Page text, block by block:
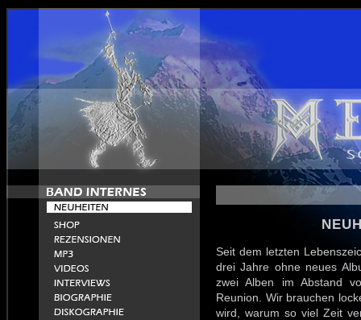
Seit dem letzten
drei Jahre ohne neues
zwei Alben im Abstand
Reunion. Wir brauchen
wird, warum so viel Zeit